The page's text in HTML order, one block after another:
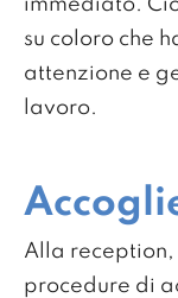
immediato.
su coloro che
attenzione e
lavoro.
Alla
procedure di